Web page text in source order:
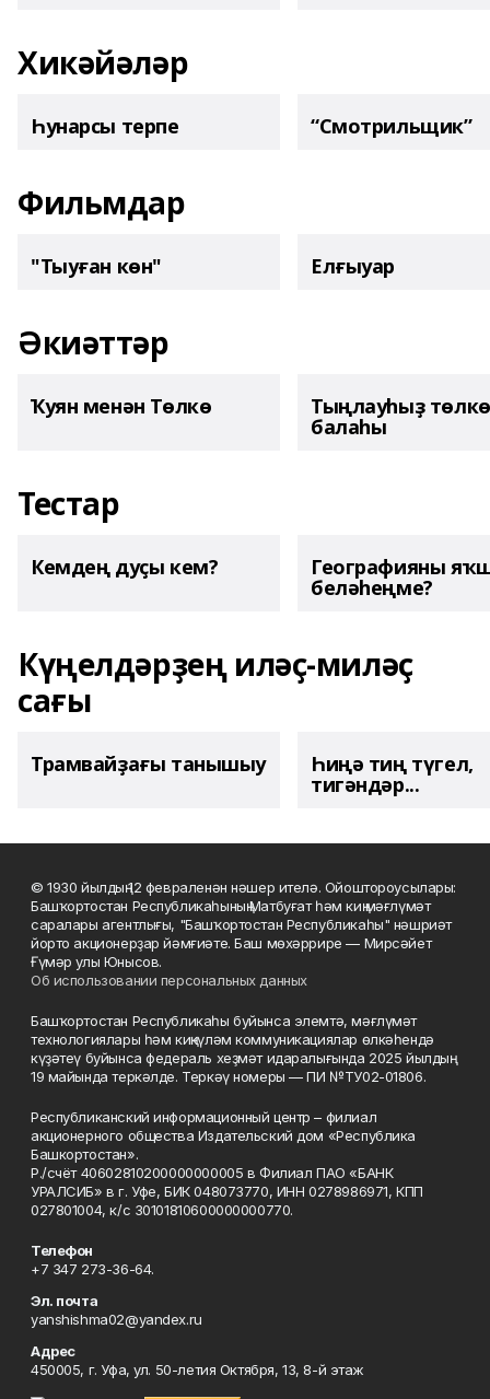
Хикәйәләр
Һунарсы терпе “Смотрильщик”
Фильмдар
"Тыуған көн" Елғыуар
Әкиәттәр
Ҡуян менән Төлкө Тыңлауһыҙ төлкө
балаһы
Тестар
Кемдең дуҫы кем? Географияны
беләһеңме?
Күңелдәрҙең иләҫ-миләҫ
сағы
Трамвайҙағы танышыу Һиңә тиң түгел,
тигәндәр...
© 1930 йылдың 12 февраленән нәшер ителә. Ойоштороусылары:
Башҡортостан Республикаһының Матбуғат һәм киң мәғлүмәт
саралары агентлығы, "Башҡортостан Республикаһы" нәшриәт
йорто акционерҙар йәмғиәте. Баш мөхәррире — Мирсәйет
Ғүмәр улы Юнысов.
Об использовании персональных данных
Башҡортостан Республикаһы буйынса элемтә, мәғлүмәт
технологиялары һәм киңкүләм коммуникациялар өлкәһендә
күҙәтеү буйынса федераль хеҙмәт идаралығында 2025 йылдың
19 майында теркәлде. Теркәү номеры — ПИ №ТУ02-01806.
Республиканский информационный центр – филиал
акционерного общества Издательский дом «Республика
Башкортостан».
Р./счёт 40602810200000000005 в Филиал ПАО «БАНК
УРАЛСИБ» в г. Уфе, БИК 048073770, ИНН 0278986971, КПП
027801004, к/с 30101810600000000770.
Телефон
+7 347 273-36-64.
Эл. почта
yanshishma02@yandex.ru
Адрес
450005, г. Уфа, ул. 50-летия Октября, 13, 8-й этаж